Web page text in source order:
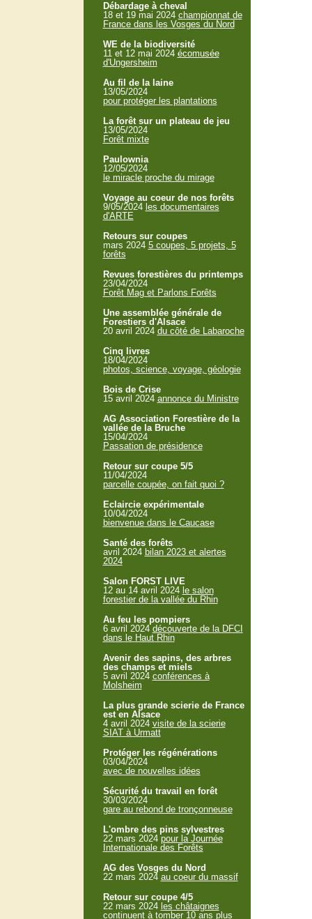
Débardage à cheval
18 et 19 mai 2024 championnat de
France dans les Vosges du Nord
WE de la biodiversité
11 et 12 mai 2024 écomusée
d'Ungersheim
Au fil de la laine
13/05/2024
pour protéger les plantations
La forêt sur un plateau de jeu
13/05/2024
Forêt mixte
Paulownia
12/05/2024
le miracle proche du mirage
Voyage au coeur de nos forêts
9/05/2024 les documentaires
d'ARTE
Retours sur coupes
mars 2024 5 coupes, 5 projets, 5
forêts
Revues forestières du printemps
23/04/2024
Forêt Mag et Parlons Forêts
Une assemblée générale de
Forestiers d'Alsace
20 avril 2024 du côté de Labaroche
Cinq livres
18/04/2024
photos, science, voyage, géologie
Bois de Crise
15 avril 2024 annonce du Ministre
AG Association Forestière de la
vallée de la Bruche
15/04/2024
Passation de présidence
Retour sur coupe 5/5
11/04/2024
parcelle coupée, on fait quoi ?
Eclaircie expérimentale
10/04/2024
bienvenue dans le Caucase
Santé des forêts
avril 2024 bilan 2023 et alertes
2024
Salon FORST LIVE
12 au 14 avril 2024 le salon
forestier de la vallée du Rhin
Au feu les pompiers
6 avril 2024 découverte de la DFCI
dans le Haut Rhin
Avenir des sapins, des arbres
des champs et miels
5 avril 2024 conférences à
Molsheim
La plus grande scierie de France
est en Alsace
4 avril 2024 visite de la scierie
SIAT à Urmatt
Protéger les régénérations
03/04/2024
avec de nouvelles idées
Sécurité du travail en forêt
30/03/2024
gare au rebond de tronçonneuse
L'ombre des pins sylvestres
22 mars 2024 pour la Journée
Internationale des Forêts
AG des Vosges du Nord
22 mars 2024 au coeur du massif
Retour sur coupe 4/5
22 mars 2024 les châtaignes
continuent à tomber 10 ans plus